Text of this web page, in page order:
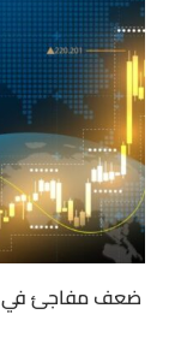
ضعف مفاجئ في